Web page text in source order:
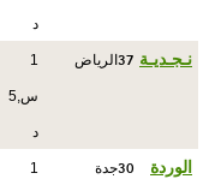
د
نـجـديـة 37 الرياض 1
س,5
د
الوردة
30جدة 1